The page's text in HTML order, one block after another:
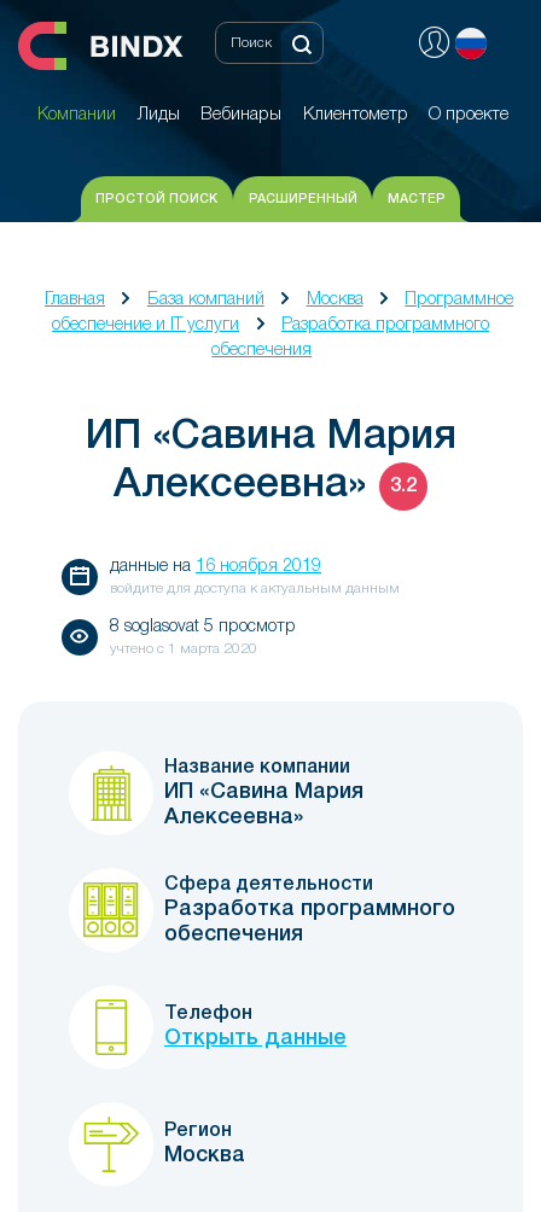
Компании Лиды Вебинары Клиентометр О проекте
Компании Лиды Вебинары Клиентометр О проекте
ПРОСТОЙ ПОИСК РАСШИРЕННЫЙ МАСТЕР
Главная База компаний Москва
Программное
обеспечение и IT услуги
Разработка программного
обеспечения
ИП «Савина Мария
Алексеевна»
3.2
данные на 16 ноября 2019
войдите для доступа к актуальным данным
8 soglasovat 5 просмотр
учтено с 1 марта 2020
Название компании
ИП «Савина Мария
Алексеевна»
Сфера деятельности
Разработка программного
обеспечения
Телефон
Открыть данные
Регион
Москва